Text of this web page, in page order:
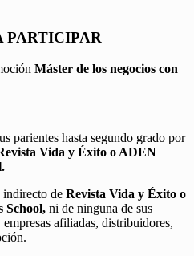
PARTICIPAR
Máster de los negocios con
parientes hasta segundo grado por
Vida y Éxito o ADEN
de Revista Vida y Éxito o
School, ni de ninguna de sus
afiliadas, distribuidores,